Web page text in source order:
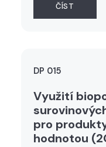
ČÍST
DP 015
Využití
pro
hodnotou